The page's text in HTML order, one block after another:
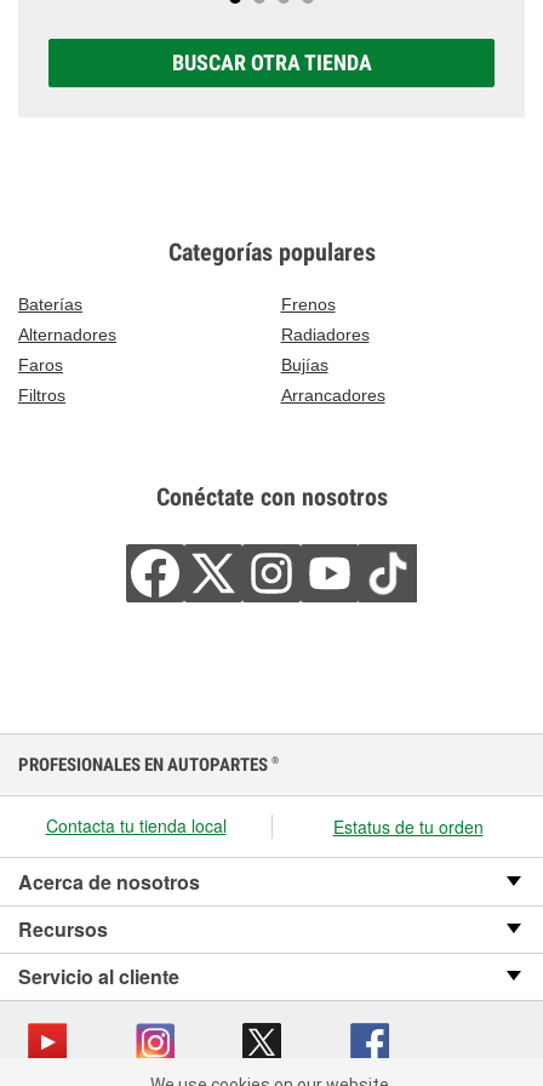
BUSCAR OTRA TIENDA
Categorías populares
Baterías
Frenos
Alternadores
Radiadores
Faros
Bujías
Filtros
Arrancadores
Conéctate con nosotros
PROFESIONALES EN AUTOPARTES ®
Contacta tu tienda local Estatus de tu orden
Acerca de nosotros
Recursos
Servicio al cliente